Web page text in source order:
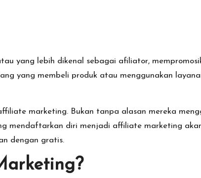
yang lebih dikenal sebagai afiliator,
yang membeli produk atau menggunakan
marketing. Bukan tanpa alasan mereka
mendaftarkan diri menjadi affiliate marketing
dengan gratis.